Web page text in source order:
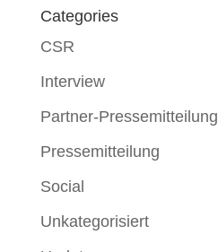
Categories
CSR
Interview
Partner-Pressemitteilung
Pressemitteilung
Social
Unkategorisiert